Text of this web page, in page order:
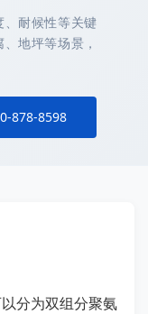
、耐候性等关键
地坪等场景，
878-8598
分为双组分聚氨